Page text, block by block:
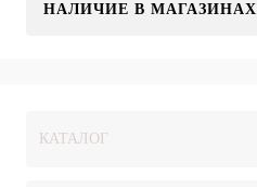
НАЛИЧИЕ В МАГАЗИНАХ
КАТАЛОГ